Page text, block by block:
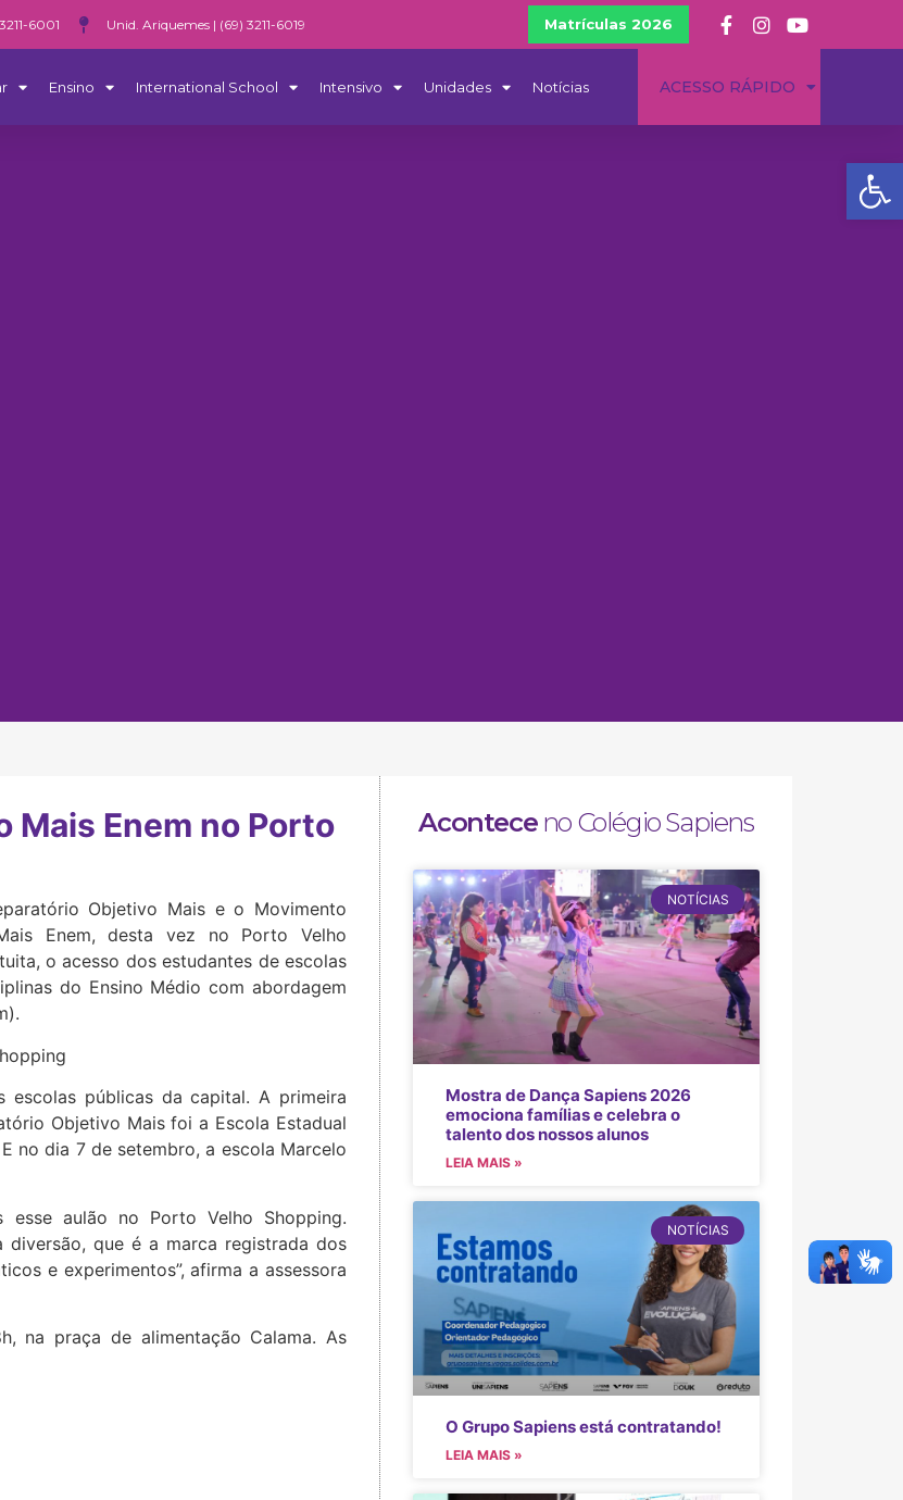
6001 Unid. Ariquemes | (69) 3211-6019 Matrículas 2026
Ensino International School Intensivo Unidades Notícias ACESSO RÁPIDO
Mais Enem no Porto
Objetivo Mais e o Movimento
Enem, desta vez no Porto Velho
o acesso dos estudantes de escolas
do Ensino Médio com abordagem
escolas públicas da capital. A primeira
Objetivo Mais foi a Escola Estadual
no dia 7 de setembro, a escola Marcelo
esse aulão no Porto Velho Shopping.
diversão, que é a marca registrada dos
e experimentos”, afirma a assessora
na praça de alimentação Calama. As
Aconteceno Colégio Sapiens
NOTÍCIAS
Mostra de Dança Sapiens 2026
emociona famílias e celebra o
talento dos nossos alunos
LEIA MAIS »
NOTÍCIAS
O Grupo Sapiens está contratando!
LEIA MAIS »